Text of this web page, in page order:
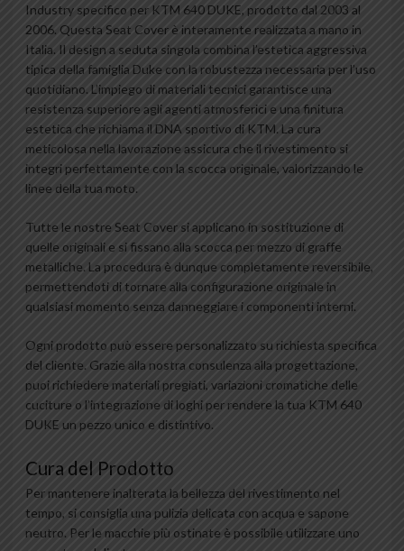
Industry specifico per KTM 640 DUKE, prodotto dal 2003 al
2006. Questa Seat Cover è interamente realizzata a mano in
Italia. Il design a seduta singola combina l’estetica aggressiva
tipica della famiglia Duke con la robustezza necessaria per l’uso
quotidiano. L’impiego di materiali tecnici garantisce una
resistenza superiore agli agenti atmosferici e una finitura
estetica che richiama il DNA sportivo di KTM. La cura
meticolosa nella lavorazione assicura che il rivestimento si
integri perfettamente con la scocca originale, valorizzando le
linee della tua moto.
Tutte le nostre Seat Cover si applicano in sostituzione di
quelle originali e si fissano alla scocca per mezzo di graffe
metalliche. La procedura è dunque completamente reversibile,
permettendoti di tornare alla configurazione originale in
qualsiasi momento senza danneggiare i componenti interni.
Ogni prodotto può essere personalizzato su richiesta specifica
del cliente. Grazie alla nostra consulenza alla progettazione,
puoi richiedere materiali pregiati, variazioni cromatiche delle
cuciture o l’integrazione di loghi per rendere la tua KTM 640
DUKE un pezzo unico e distintivo.
Cura del Prodotto
Per mantenere inalterata la bellezza del rivestimento nel
tempo, si consiglia una pulizia delicata con acqua e sapone
neutro. Per le macchie più ostinate è possibile utilizzare uno